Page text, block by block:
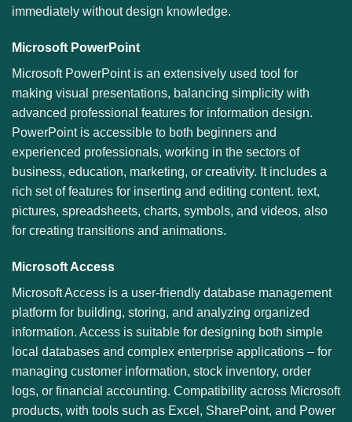
immediately without design knowledge.
Microsoft PowerPoint
Microsoft PowerPoint is an extensively used tool for
making visual presentations, balancing simplicity with
advanced professional features for information design.
PowerPoint is accessible to both beginners and
experienced professionals, working in the sectors of
business, education, marketing, or creativity. It includes a
rich set of features for inserting and editing content. text,
pictures, spreadsheets, charts, symbols, and videos, also
for creating transitions and animations.
Microsoft Access
Microsoft Access is a user-friendly database management
platform for building, storing, and analyzing organized
information. Access is suitable for designing both simple
local databases and complex enterprise applications – for
managing customer information, stock inventory, order
logs, or financial accounting. Compatibility across Microsoft
products, with tools such as Excel, SharePoint, and Power